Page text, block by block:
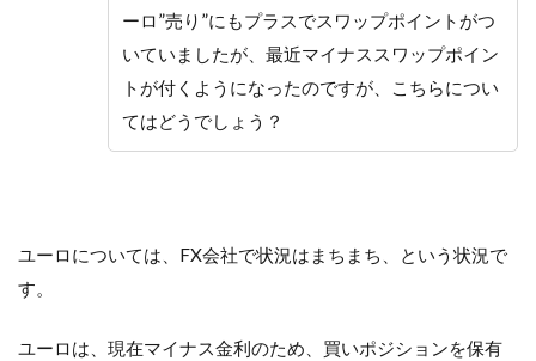
ーロ”売り”にもプラスでスワップポイントがつ
いていましたが、最近マイナススワップポイン
トが付くようになったのですが、こちらについ
てはどうでしょう？
ユーロについては、FX会社で状況はまちまち、という状況で
す。
ユーロは、現在マイナス金利のため、買いポジションを保有